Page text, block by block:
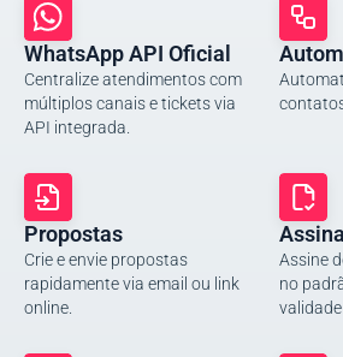
WhatsApp API Oficial
Centralize atendimentos com
múltiplos canais e tickets via
API integrada.
Propostas
Crie e envie propostas
rapidamente via email ou link
online.
Assine
no